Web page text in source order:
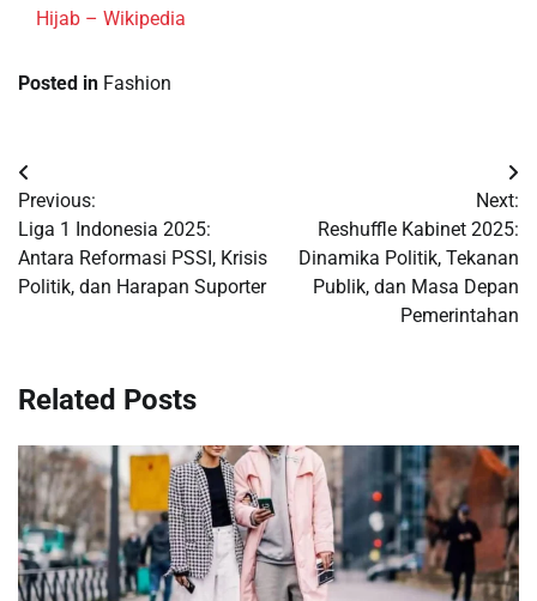
Hijab – Wikipedia
Posted in Fashion
Post
navigation
Previous:
Liga 1 Indonesia 2025:
Antara Reformasi PSSI, Krisis
Politik, dan Harapan Suporter
Next:
Reshuffle Kabinet 2025:
Dinamika Politik, Tekanan
Publik, dan Masa Depan
Pemerintahan
Related Posts